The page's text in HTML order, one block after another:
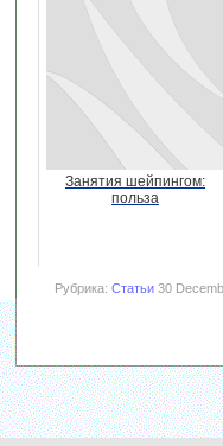
Занятия шейпингом:
польза
Рубрика: Статьи 30